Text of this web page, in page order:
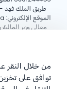
حقوق
سياسة ملفات
من خلال النقر
توافق على